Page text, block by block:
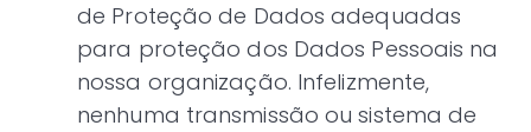
de Proteção de Dados adequadas
para proteção dos Dados Pessoais na
nossa organização. Infelizmente,
nenhuma transmissão ou sistema de